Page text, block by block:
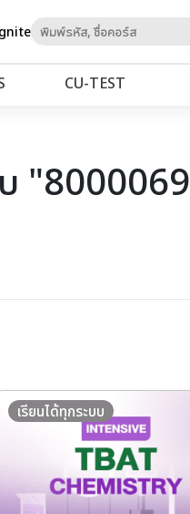
to
CU‑TEST
เรียนได้ทุกระบบ